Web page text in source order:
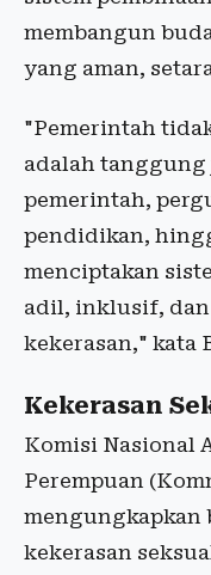
membangun
yang aman,
"Pemerintah
adalah
pemerintah,
pendidikan,
menciptakan
adil, inklusif, dan
kekerasan," kata
Kekerasan
Komisi Nasional
Perempuan
mengungkapkan
kekerasan